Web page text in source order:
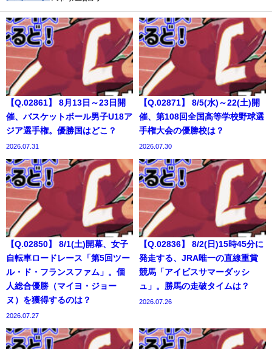
【Q.02861】 8月13日～23日開
催、バスケットボール男子U18ア
ジア選手権。優勝国はどこ？
2026.07.31
【Q.02871】 8/5(水)～22(土)開
催、第108回全国高等学校野球選
手権大会の優勝校は？
2026.07.30
【Q.02850】 8/1(土)開幕、女子
自転車ロードレース「第5回ツー
ル・ド・フランスファム」。個
人総合優勝（マイヨ・ジョー
ヌ）を獲得するのは？
2026.07.27
【Q.02836】 8/2(日)15時45分に
発走する、JRA唯一の直線重賞
競馬「アイビスサマーダッシ
ュ」。勝馬の走破タイムは？
2026.07.26